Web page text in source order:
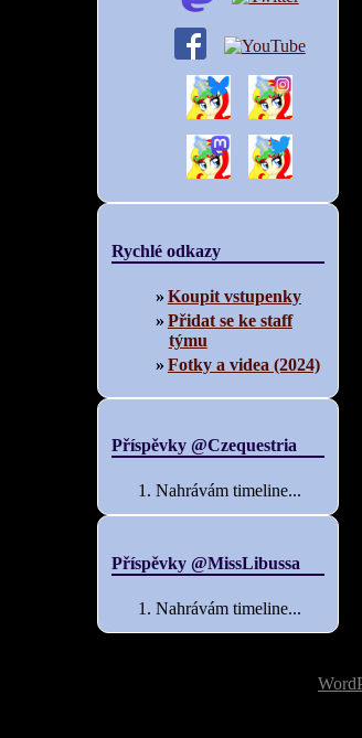
Rychlé odkazy
Koupit vstupenky
Přidat se ke staff
týmu
Fotky a videa (2024)
Příspěvky @Czequestria
Nahrávám timeline...
Příspěvky @MissLibussa
Nahrávám timeline...